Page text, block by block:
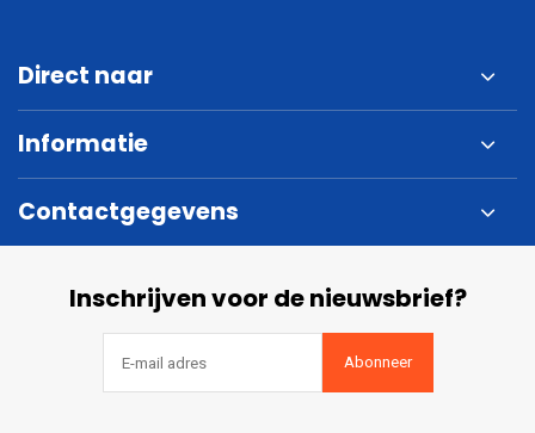
Direct naar
Informatie
Contactgegevens
Inschrijven voor de nieuwsbrief?
Abonneer